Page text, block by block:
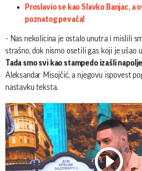
Proslavio se kao Slavko Banjac, a
poznatog pevača!
- Nas nekolicina je ostalo unutra i mislili
strašno, dok nismo osetili gas koji je ušao
Tada smo svi kao stampedo izašli napolje
Aleksandar Misojčić, a njegovu ispovest
nastavku teksta.